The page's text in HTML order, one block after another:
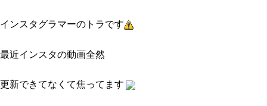
インスタグラマーのトラです
最近インスタの動画全然
更新できてなくて焦ってます